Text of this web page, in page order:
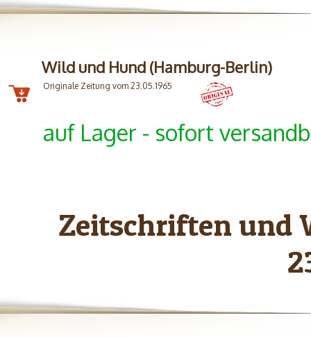
Wild und Hund (Hamburg-Berlin)
Originale Zeitung vom 23.05.1965
auf Lager - sofort
Zeitschriften und